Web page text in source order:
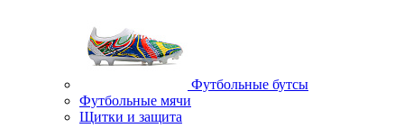
Футбольные бутсы
Футбольные мячи
Щитки и защита